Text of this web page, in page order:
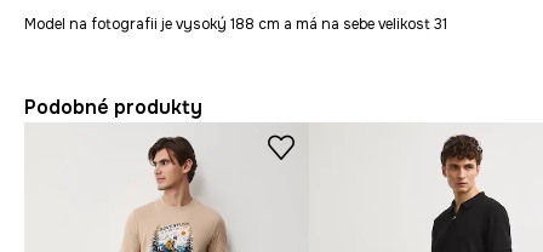
Model na fotografii je vysoký 188 cm a má na sebe velikost 31
Podobné produkty